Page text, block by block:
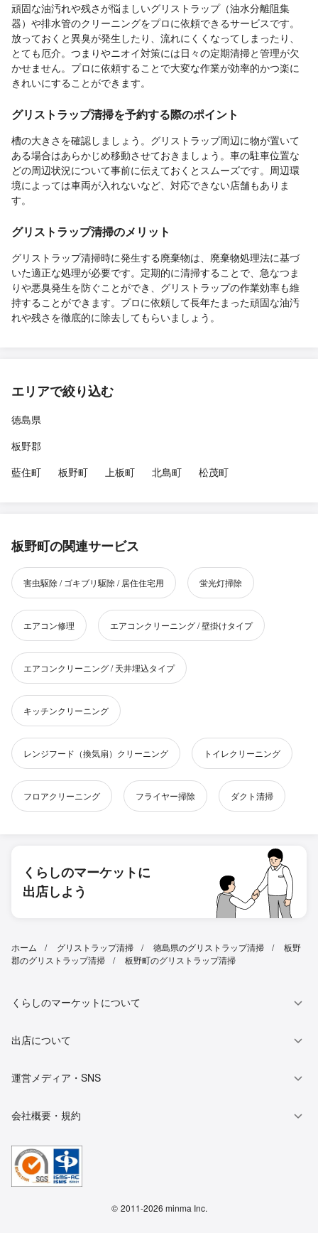
頑固な油汚れや残さが悩ましいグリストラップ（油水分離阻集
器）や排水管のクリーニングをプロに依頼できるサービスです。
放っておくと異臭が発生したり、流れにくくなってしまったり、
とても厄介。つまりやニオイ対策には日々の定期清掃と管理が欠
かせません。プロに依頼することで大変な作業が効率的かつ楽に
きれいにすることができます。
グリストラップ清掃を予約する際のポイント
槽の大きさを確認しましょう。グリストラップ周辺に物が置いて
ある場合はあらかじめ移動させておきましょう。車の駐車位置な
どの周辺状況について事前に伝えておくとスムーズです。周辺環
境によっては車両が入れないなど、対応できない店舗もありま
す。
グリストラップ清掃のメリット
グリストラップ清掃時に発生する廃棄物は、廃棄物処理法に基づ
いた適正な処理が必要です。定期的に清掃することで、急なつま
りや悪臭発生を防ぐことができ、グリストラップの作業効率も維
持することができます。プロに依頼して長年たまった頑固な油汚
れや残さを徹底的に除去してもらいましょう。
エリアで絞り込む
徳島県
板野郡
藍住町
板野町 上板町 北島町 松茂町
板野町の関連サービス
害虫駆除 / ゴキブリ駆除 / 居住住宅用 蛍光灯掃除
エアコン修理 エアコンクリーニング / 壁掛けタイプ
エアコンクリーニング / 天井埋込タイプ
キッチンクリーニング
レンジフード（換気扇）クリーニング トイレクリーニング
フロアクリーニング フライヤー掃除 ダクト清掃
くらしのマーケットに
出店しよう
ホーム グリストラップ清掃 徳島県のグリストラップ清掃
板野
郡のグリストラップ清掃
板野町のグリストラップ清掃
くらしのマーケットについて
出店について
運営メディア・SNS
会社概要・規約
© 2011-2026 minma Inc.